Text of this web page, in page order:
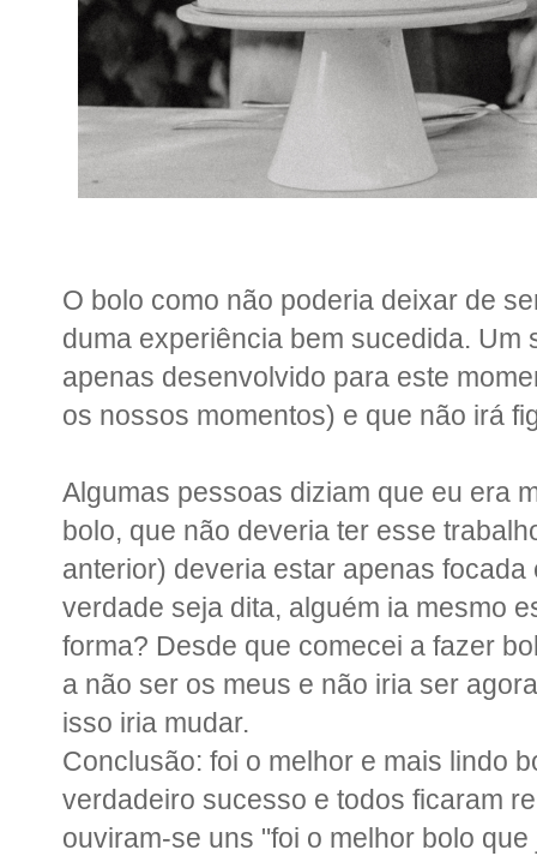
O bolo como não poderia deixar de
duma experiência bem sucedida. Um
apenas desenvolvido para este
os nossos momentos) e que não irá
Algumas pessoas diziam que eu era
bolo, que não deveria ter esse
anterior) deveria estar apenas
verdade seja dita, alguém ia mesmo
forma? Desde que comecei a fazer
a não ser os meus e não iria ser
isso iria mudar.
Conclusão: foi o melhor e mais lindo
verdadeiro sucesso e todos ficaram
ouviram-se uns "foi o melhor bolo